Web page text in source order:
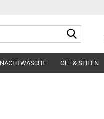
NACHTWÄSCHE ÖLE & SEIFEN